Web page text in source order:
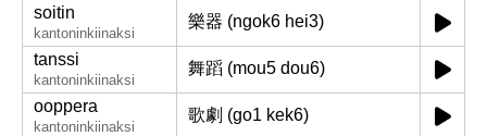
soitin
kantoninkiinaksi
樂器 (ngok6 hei3)
tanssi
kantoninkiinaksi
舞蹈 (mou5 dou6)
ooppera
kantoninkiinaksi
歌劇 (go1 kek6)